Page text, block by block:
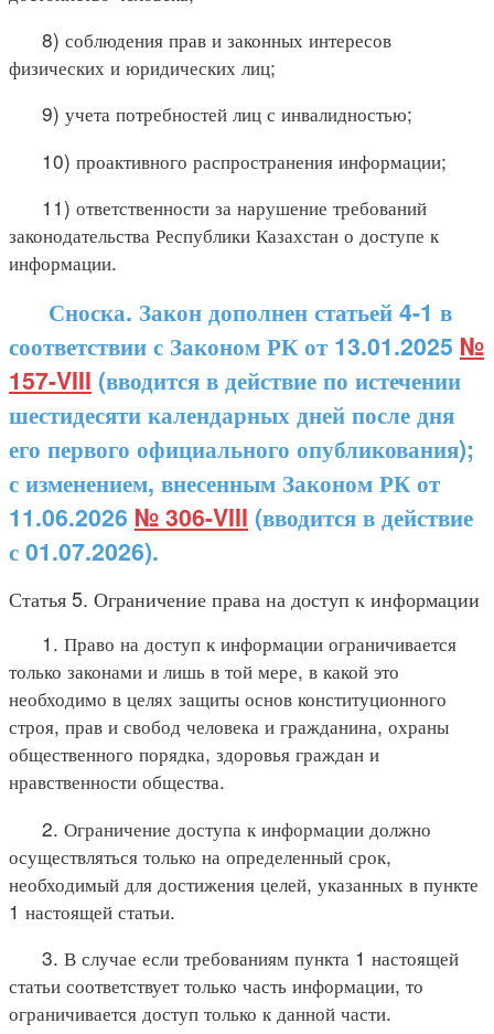
8) соблюдения прав и законных интересов
физических и юридических лиц;
9) учета потребностей лиц с инвалидностью;
10) проактивного распространения информации;
11) ответственности за нарушение требований
законодательства Республики Казахстан о доступе к
информации.
Сноска. Закон дополнен статьей 4-1 в
соответствии с Законом РК от 13.01.2025 №
157-VIII (вводится в действие по истечении
шестидесяти календарных дней после дня
его первого официального опубликования);
с изменением, внесенным Законом РК от
11.06.2026 № 306-VIII (вводится в действие
с 01.07.2026).
Статья 5. Ограничение права на доступ к информации
1. Право на доступ к информации ограничивается
только законами и лишь в той мере, в какой это
необходимо в целях защиты основ конституционного
строя, прав и свобод человека и гражданина, охраны
общественного порядка, здоровья граждан и
нравственности общества.
2. Ограничение доступа к информации должно
осуществляться только на определенный срок,
необходимый для достижения целей, указанных в пункте
1 настоящей статьи.
3. В случае если требованиям пункта 1 настоящей
статьи соответствует только часть информации, то
ограничивается доступ только к данной части.